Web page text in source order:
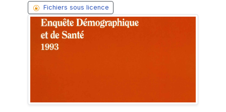
Fichiers sous licence